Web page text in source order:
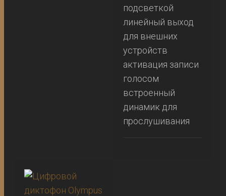
подсветкой
линейный выход
для внешних
устройств
активация записи
голосом
встроенный
динамик для
прослушивания